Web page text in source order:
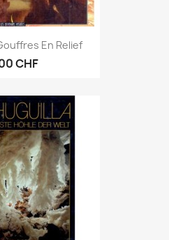
En Relief
CHF